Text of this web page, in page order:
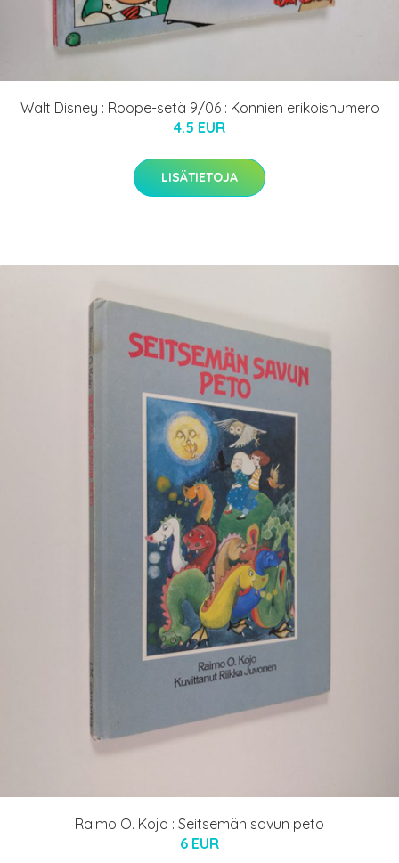
Walt Disney : Roope-setä 9/06 : Konnien erikoisnumero
4.5 EUR
LISÄTIETOJA
Raimo O. Kojo : Seitsemän savun peto
6 EUR